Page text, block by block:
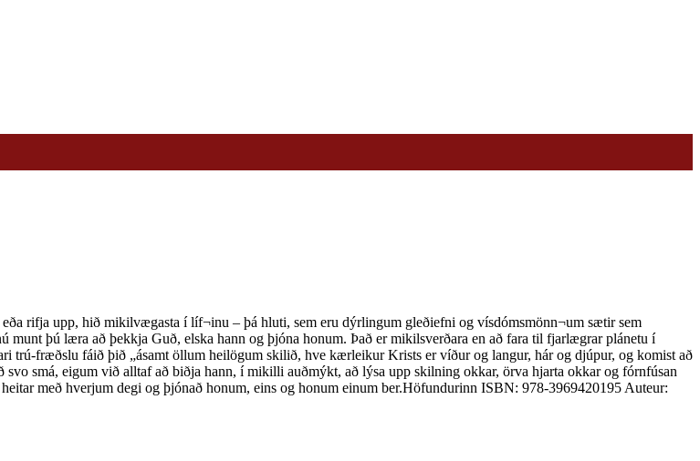
rifja upp, hið mikilvægasta í líf¬inu – þá hluti, sem eru dýrlingum gleðiefni og vísdómsmönn¬um sætir sem
þú læra að þekkja Guð, elska hann og þjóna honum. Það er mikilsverðara en að fara til fjarlægrar plánetu í
trú-fræðslu fáið þið „ásamt öllum heilögum skilið, hve kærleikur Krists er víður og langur, hár og djúpur, og komist að
smá, eigum við alltaf að biðja hann, í mikilli auðmýkt, að lýsa upp skilning okkar, örva hjarta okkar og fórnfúsan
með hverjum degi og þjónað honum, eins og honum einum ber.Höfundurinn ISBN: 978-3969420195 Auteur: